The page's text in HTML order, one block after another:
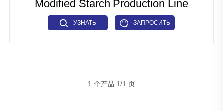
Промышленное сушильное оборудование
Modified Starch Production Line
УЗНАТЬ ЗАПРОСИТЬ
1 个产品 1/1 页